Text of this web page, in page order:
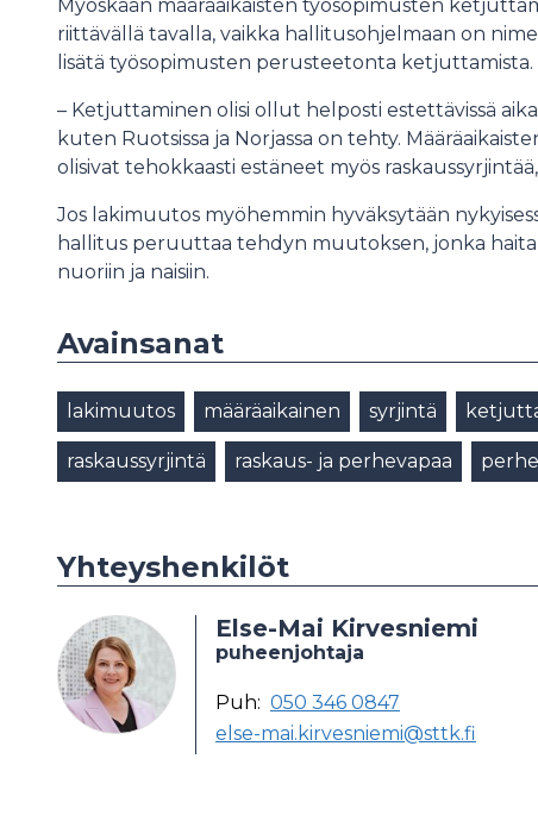
Myöskään määräaikaisten työsopimusten
riittävällä tavalla, vaikka hallitusohjelmaan on
lisätä työsopimusten perusteetonta ketjuttamista.
– Ketjuttaminen olisi ollut helposti estettävissä
kuten Ruotsissa ja Norjassa on tehty.
olisivat tehokkaasti estäneet myös
Jos lakimuutos myöhemmin hyväksytään
hallitus peruuttaa tehdyn muutoksen, jonka
nuoriin ja naisiin.
Avainsanat
lakimuutos määräaikainen syrjintä
raskaussyrjintä raskaus- ja perhevapaa
Yhteyshenkilöt
Else-Mai Kirvesniemi
puheenjohtaja
Puh: 050 346 0847
else-mai.kirvesniemi@sttk.fi